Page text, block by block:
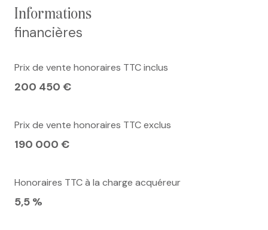
informations
financières
Prix de vente honoraires TTC inclus
200 450 €
Prix de vente honoraires TTC exclus
190 000 €
Honoraires TTC à la charge acquéreur
5,5 %